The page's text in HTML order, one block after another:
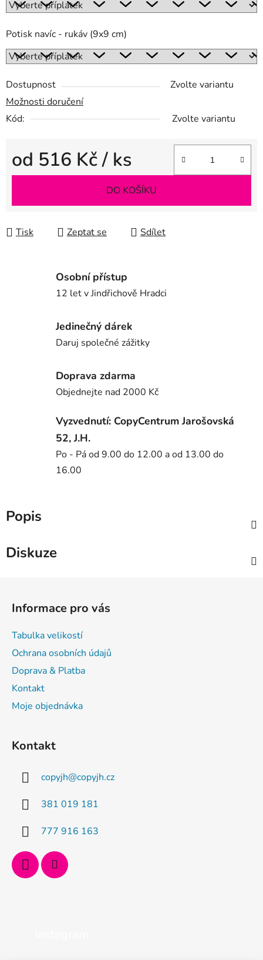
Potisk navíc - rukáv (9x9 cm)
Dostupnost
Zvolte variantu
Možnosti doručení
Kód:
Zvolte variantu
od 516 Kč/ ks
Měrná cena:
DO KOŠÍKU
Tisk Zeptat se Sdílet
Osobní přístup
12 let v Jindřichově Hradci
Jedinečný dárek
Daruj společné zážitky
Doprava zdarma
Objednejte nad 2000 Kč
Vyzvednutí: CopyCentrum Jarošovská
52, J.H.
Po - Pá od 9.00 do 12.00 a od 13.00 do
16.00
Popis
Diskuze
Informace pro vás
Tabulka velikostí
Ochrana osobních údajů
Doprava & Platba
Kontakt
Moje objednávka
Kontakt
copyjh@copyjh.cz
381 019 181
777 916 163